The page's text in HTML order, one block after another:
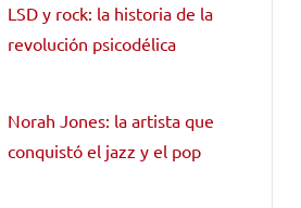
LSD y rock: la historia de la
revolución psicodélica
Norah Jones: la artista que
conquistó el jazz y el pop